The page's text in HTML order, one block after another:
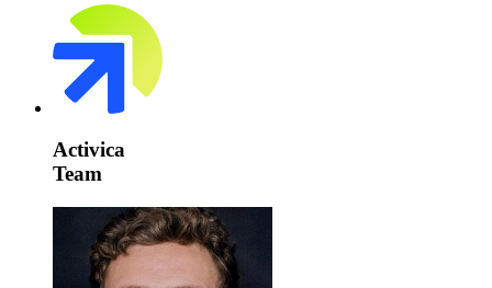
Activica
Team